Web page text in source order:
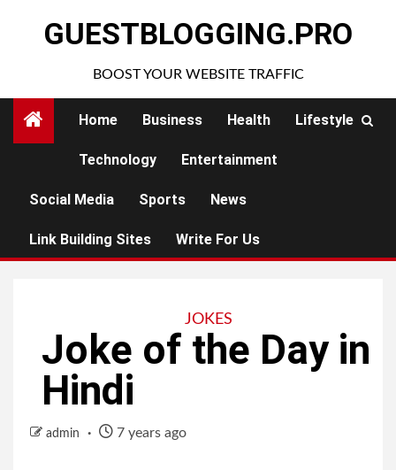
GUESTBLOGGING.PRO
BOOST YOUR WEBSITE TRAFFIC
Home Business Health Lifestyle
Technology Entertainment
Social Media Sports News
Link Building Sites Write For Us
JOKES
Joke of the Day in
Hindi
admin 7 years ago